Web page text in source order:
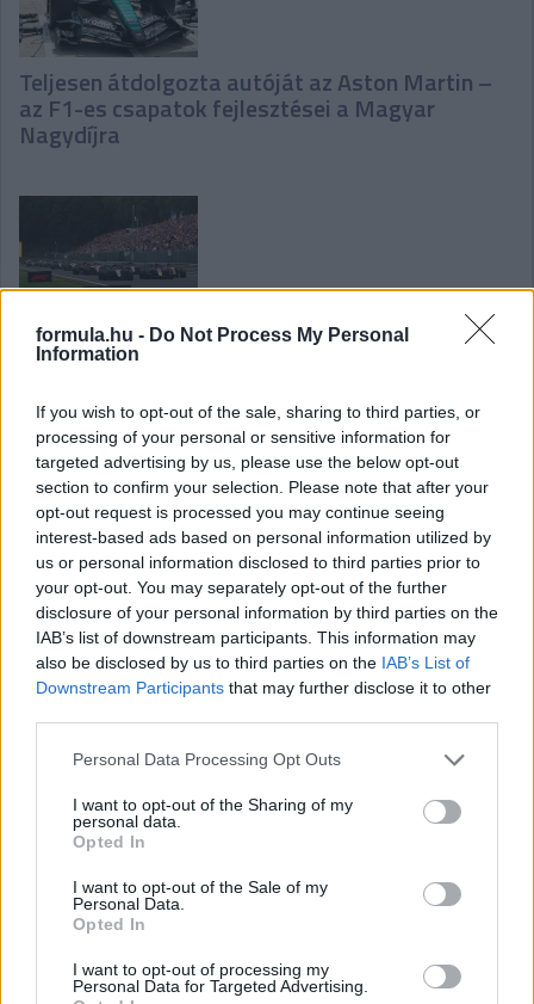
formula.hu - Do Not Process My Personal
Information
If you wish to opt-out of the sale, sharing to third parties, or
processing of your personal or sensitive information for
targeted advertising by us, please use the below opt-out
section to confirm your selection. Please note that after your
opt-out request is processed you may continue seeing
interest-based ads based on personal information utilized by
us or personal information disclosed to third parties prior to
your opt-out. You may separately opt-out of the further
disclosure of your personal information by third parties on the
IAB’s list of downstream participants. This information may
also be disclosed by us to third parties on the IAB’s List of
Downstream Participants that may further disclose it to other
Please note that this website/app uses one or more Google
not limited to your visit or usage behaviour. You may click to
grant or deny consent to Google and its third-party tags to
use your data for below specified purposes in below Google
consent section.
Personal Data Processing Opt Outs
I want to opt-out of the Sharing of my
personal data.
Opted In
I want to opt-out of the Sale of my
Personal Data.
Opted In
I want to opt-out of processing my
Personal Data for Targeted Advertising.
Teljesen átdolgozta autóját az Aston Martin –
az F1-es csapatok fejlesztései a Magyar
Nagydíjra
Domenicali-exkluzív: „Messze nem lefutott még
a szezon”
Domenicali-exkluzív: „Az F1 hihetetlen lehetőség
Magyarországnak”
Az F1-es csapatok fejlesztései a Belga
Nagydíjra
Hallgasd meg a Formula Podcast
legfrissebb adását!